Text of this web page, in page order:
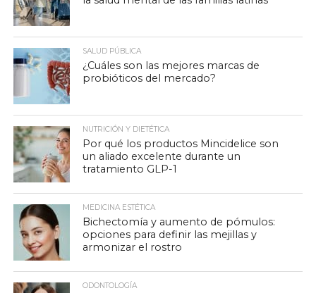
SALUD PÚBLICA
¿Cuáles son las mejores marcas de
probióticos del mercado?
NUTRICIÓN Y DIETÉTICA
Por qué los productos Mincidelice son
un aliado excelente durante un
tratamiento GLP-1
MEDICINA ESTÉTICA
Bichectomía y aumento de pómulos:
opciones para definir las mejillas y
armonizar el rostro
ODONTOLOGÍA